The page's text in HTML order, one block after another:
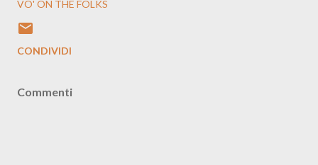
VO' ON THE FOLKS
CONDIVIDI
Commenti